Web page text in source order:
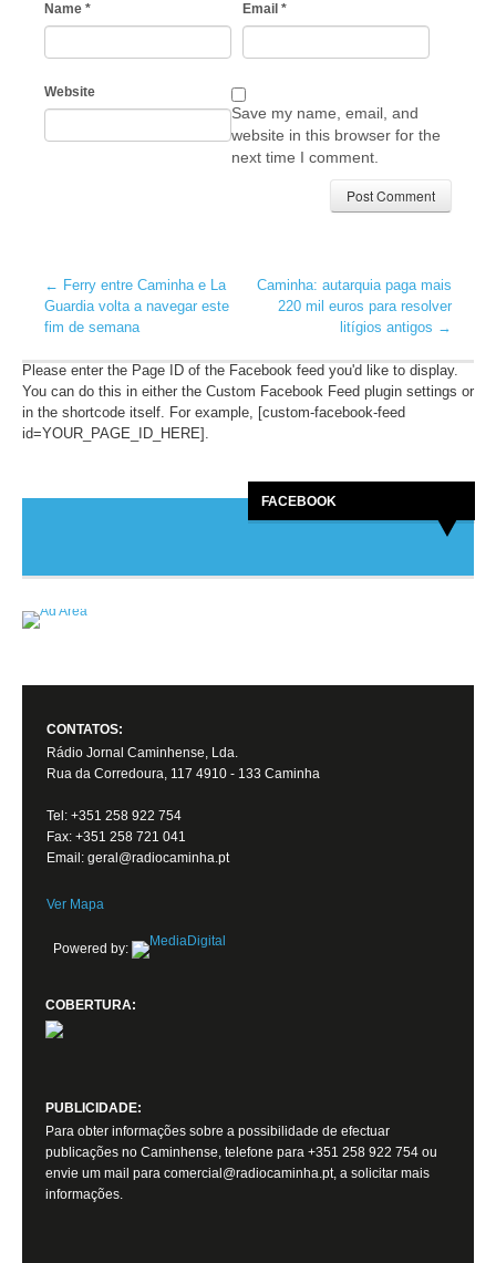
Name * Email *
Website
Save my name, email, and
website in this browser for the
next time I comment.
← Ferry entre Caminha e La
Guardia volta a navegar este
fim de semana
Caminha: autarquia paga mais
220 mil euros para resolver
litígios antigos →
Please enter the Page ID of the Facebook feed you'd like to display.
You can do this in either the Custom Facebook Feed plugin settings or
in the shortcode itself. For example, [custom-facebook-feed
id=YOUR_PAGE_ID_HERE].
FACEBOOK
CONTATOS:
Rádio Jornal Caminhense, Lda.
Rua da Corredoura, 117 4910 - 133 Caminha
Tel: +351 258 922 754
Fax: +351 258 721 041
Email: geral@radiocaminha.pt
Ver Mapa
Powered by:
COBERTURA:
PUBLICIDADE:
Para obter informações sobre a possibilidade de efectuar
publicações no Caminhense, telefone para +351 258 922 754 ou
envie um mail para comercial@radiocaminha.pt, a solicitar mais
informações.